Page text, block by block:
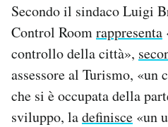
Secondo il sindaco Luigi
Control Roomrappresenta
controllo della città»,
assessore al Turismo,
che si è occupata della
sviluppo, ladefinisce «un